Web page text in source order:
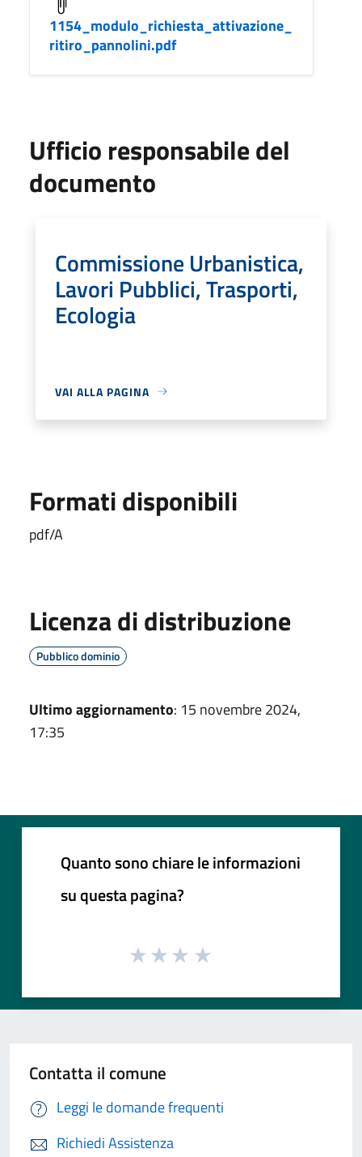
1154_modulo_richiesta_attivazione_
ritiro_pannolini.pdf
Ufficio responsabile del
documento
Commissione Urbanistica,
Lavori Pubblici, Trasporti,
Ecologia
VAI ALLA PAGINA
Formati disponibili
pdf/A
Licenza di distribuzione
Pubblico dominio
Ultimo aggiornamento: 15 novembre 2024,
17:35
Quanto sono chiare le informazioni
su questa pagina?
Contatta il comune
Leggi le domande frequenti
Richiedi Assistenza